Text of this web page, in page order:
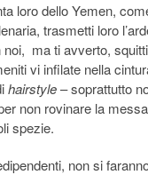
loro dello Yemen,
trasmetti loro
ma ti avverto,
vi infilate nella
hairstyle– soprattutto
non rovinare la
spezie.
non si